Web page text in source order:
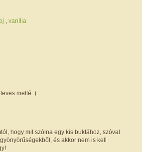
vanília
mellé :)
hogy mit szólna egy kis buktához, szóval
és akkor nem is kell